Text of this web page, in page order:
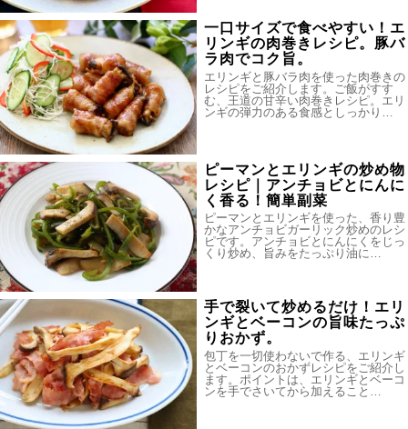
一口サイズで食べやすい！エ
リンギの肉巻きレシピ。豚バ
ラ肉でコク旨。
エリンギと豚バラ肉を使った肉巻きの
レシピをご紹介します。ご飯がすす
む、王道の甘辛い肉巻きレシピ。エリ
ンギの弾力のある食感としっかり…
ピーマンとエリンギの炒め物
レシピ｜アンチョビとにんに
く香る！簡単副菜
ピーマンとエリンギを使った、香り豊
かなアンチョビガーリック炒めのレシ
ピです。アンチョビとにんにくをじっ
くり炒め、旨みをたっぷり油に…
手で裂いて炒めるだけ！エリ
ンギとベーコンの旨味たっぷ
りおかず。
包丁を一切使わないで作る、エリンギ
とベーコンのおかずレシピをご紹介し
ます。ポイントは、エリンギとベーコ
ンを手でさいてから加えること…